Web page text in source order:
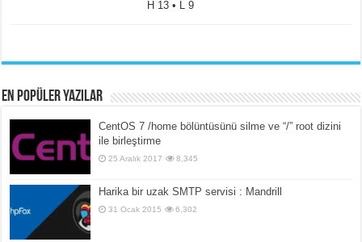
H 13 • L 9
En popüler yazılar
CentOS 7 /home bölüntüsünü silme ve “/” root dizini
ile birleştirme
25 Aralık 2017 8,345
Harika bir uzak SMTP servisi : Mandrill
31 Ocak 2015 6,302